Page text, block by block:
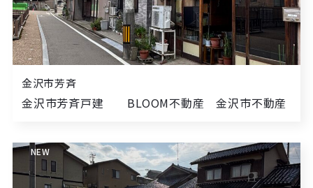
金沢市芳斉
金沢市芳斉戸建 BLOOM不動産 金沢市不動産
NEW